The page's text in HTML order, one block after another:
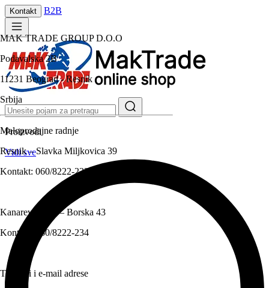
Kontakt
MAK TRADE GROUP D.O.O
Podavalska 2B
11231 Beograd - Resnik
Srbija
Maloprodajne radnje
Resnik – Slavka Miljkovica 39
Kontakt: 060/8222-233
Kanarevo brdo – Borska 43
Kontakt:
060/8222-234
Telefoni i e-mail adrese
B2B
Proizvodi
Vidi sve